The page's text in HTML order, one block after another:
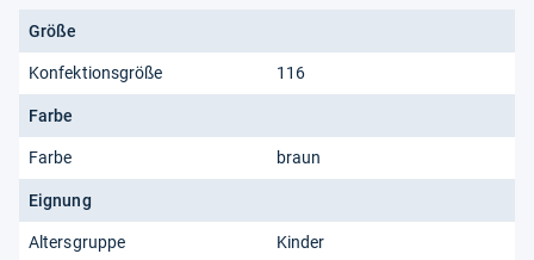
Größe
Konfektionsgröße 116
Farbe
Farbe braun
Eignung
Altersgruppe Kinder